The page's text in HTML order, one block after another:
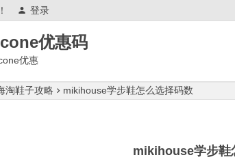
登录
优惠码
优惠
,会跑路吗?
淘鞋子攻略 mikihouse学步鞋怎么选择码数
mikihouse学步鞋